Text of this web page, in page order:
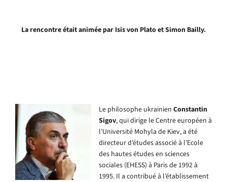
La rencontre était animée par Isis von Plato et Simon Bailly.
Le philosophe ukrainien Constantin
Sigov, qui dirige le Centre européen à
l’Université Mohyla de Kiev, a été
directeur d’études associé à l’Ecole
des hautes études en sciences
sociales (EHESS) à Paris de 1992 à
1995. Il a contribué à l’établissement